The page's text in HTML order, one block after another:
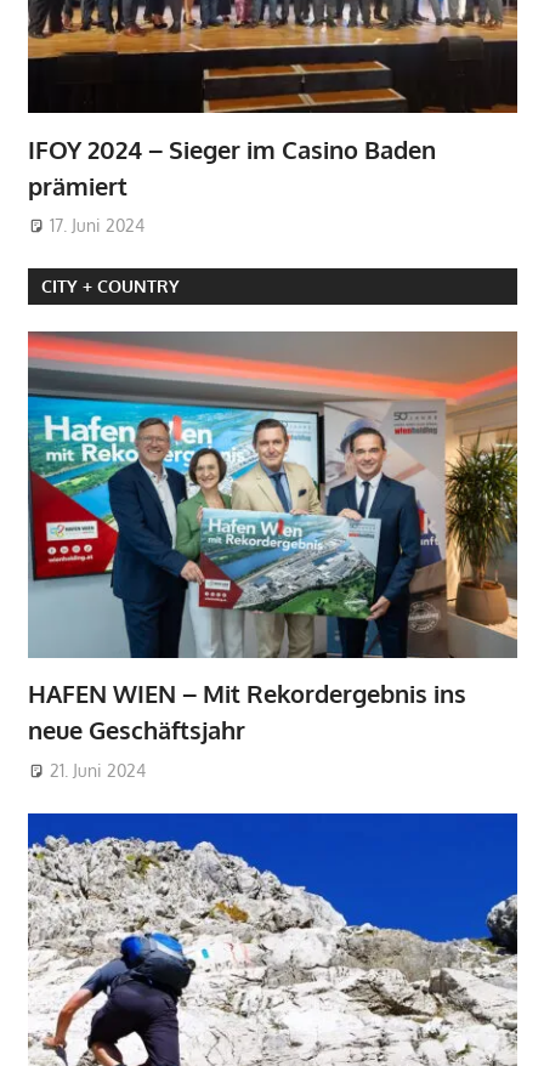
IFOY 2024 – Sieger im Casino Baden
prämiert
17. Juni 2024
CITY + COUNTRY
HAFEN WIEN – Mit Rekordergebnis ins
neue Geschäftsjahr
21. Juni 2024